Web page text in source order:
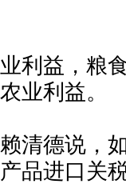
业利益，粮
农业利益。
赖清德说，
产品进口关